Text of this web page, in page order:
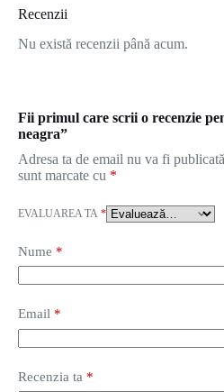
Recenzii
Nu există recenzii până acum.
Fii primul care scrii o recenzie
neagra”
Adresa ta de email nu va fi
sunt marcate cu *
EVALUAREA TA *
Nume *
Email *
Recenzia ta *